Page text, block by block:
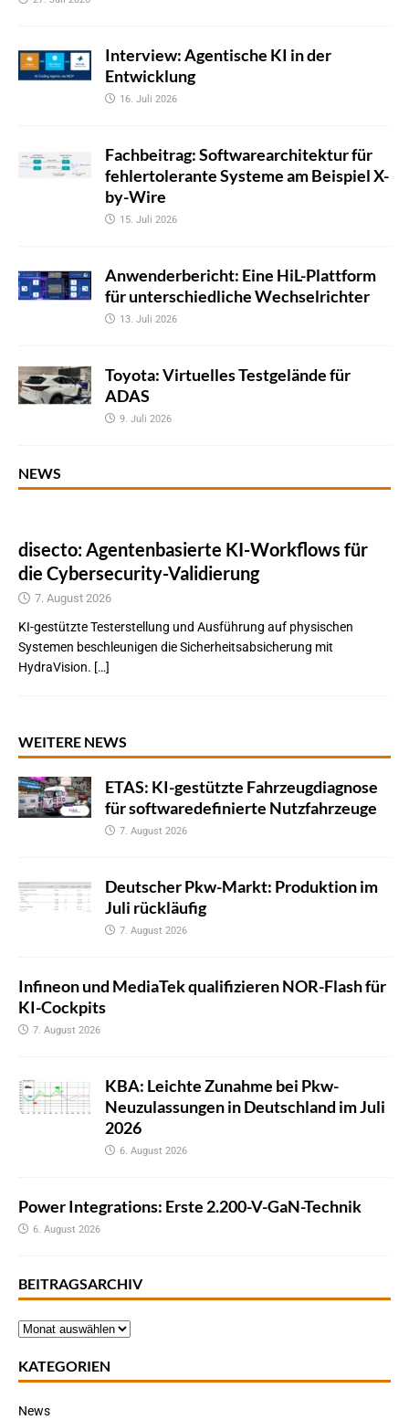
Interview: Agentische KI in der
Entwicklung
16. Juli 2026
Fachbeitrag: Softwarearchitektur für
fehlertolerante Systeme am Beispiel X-
by-Wire
15. Juli 2026
Anwenderbericht: Eine HiL-Plattform
für unterschiedliche Wechselrichter
13. Juli 2026
Toyota: Virtuelles Testgelände für
ADAS
9. Juli 2026
NEWS
disecto: Agentenbasierte KI-Workflows für
die Cybersecurity-Validierung
7. August 2026
KI-gestützte Testerstellung und Ausführung auf physischen
Systemen beschleunigen die Sicherheitsabsicherung mit
HydraVision. […]
WEITERE NEWS
ETAS: KI-gestützte Fahrzeugdiagnose
für softwaredefinierte Nutzfahrzeuge
7. August 2026
Deutscher Pkw-Markt: Produktion im
Juli rückläufig
7. August 2026
Infineon und MediaTek qualifizieren NOR-Flash für
KI-Cockpits
7. August 2026
KBA: Leichte Zunahme bei Pkw-
Neuzulassungen in Deutschland im Juli
2026
6. August 2026
Power Integrations: Erste 2.200-V-GaN-Technik
6. August 2026
BEITRAGSARCHIV
KATEGORIEN
News